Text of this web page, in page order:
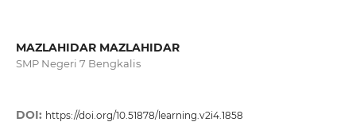
MAZLAHIDAR MAZLAHIDAR
SMP Negeri 7 Bengkalis
DOI: https://doi.org/10.51878/learning.v2i4.1858